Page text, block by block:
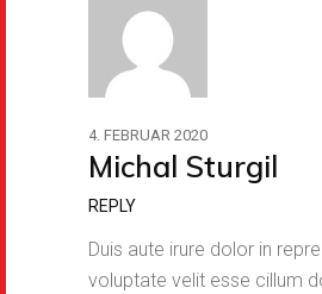
4. FEBRUAR 2020
Michal Sturgil
REPLY
Duis aute irure dolor in
voluptate velit esse cillum